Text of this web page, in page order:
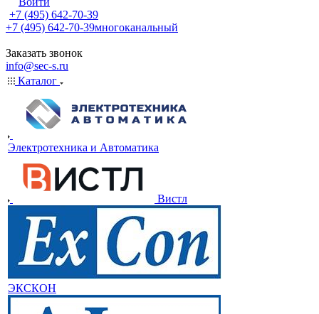
+7 (495) 642-70-39
+7 (495) 642-70-39многоканальный
Заказать звонок
info@sec-s.ru
Каталог
Электротехника и Автоматика
Вистл
ЭКСКОН